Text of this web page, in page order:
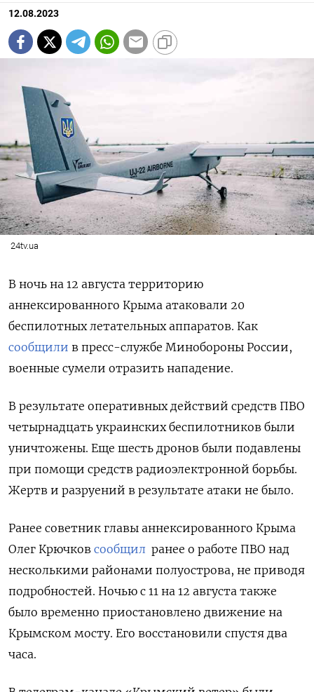
12.08.2023
24tv.ua
В ночь на 12 августа территорию
аннексированного Крыма атаковали 20
беспилотных летательных аппаратов. Как
сообщили в пресс-службе Минобороны России,
военные сумели отразить нападение.
В результате оперативных действий средств ПВО
четырнадцать украинских беспилотников были
уничтожены. Еще шесть дронов были подавлены
при помощи средств радиоэлектронной борьбы.
Жертв и разруений в результате атаки не было.
Ранее советник главы аннексированного Крыма
Олег Крючков сообщил ранее о работе ПВО над
несколькими районами полуострова, не приводя
подробностей. Ночью с 11 на 12 августа также
было временно приостановлено движение на
Крымском мосту. Его восстановили спустя два
часа.